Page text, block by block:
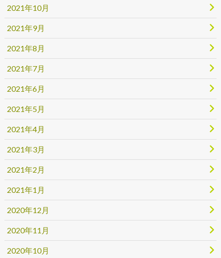
2021年10月
2021年9月
2021年8月
2021年7月
2021年6月
2021年5月
2021年4月
2021年3月
2021年2月
2021年1月
2020年12月
2020年11月
2020年10月